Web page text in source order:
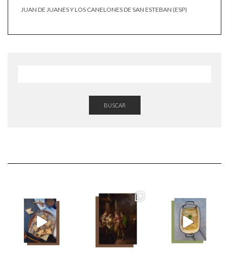
JUAN DE JUANES Y LOS CANELONES DE SAN ESTEBAN (ESP)
BUSCAR